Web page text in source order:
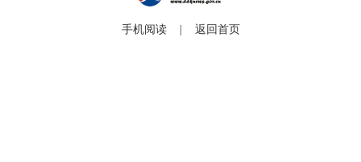
手机阅读 | 返回首页